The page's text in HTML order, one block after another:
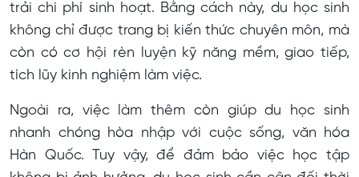
trải chi phí sinh hoạt. Bằng cách này, du học sinh
không chỉ được trang bị kiến thức chuyên môn, mà
còn có cơ hội rèn luyện kỹ năng mềm, giao tiếp,
tích lũy kinh nghiệm làm việc.
Ngoài ra, việc làm thêm còn giúp du học sinh
nhanh chóng hòa nhập với cuộc sống, văn hóa
Hàn Quốc. Tuy vậy, để đảm bảo việc học tập